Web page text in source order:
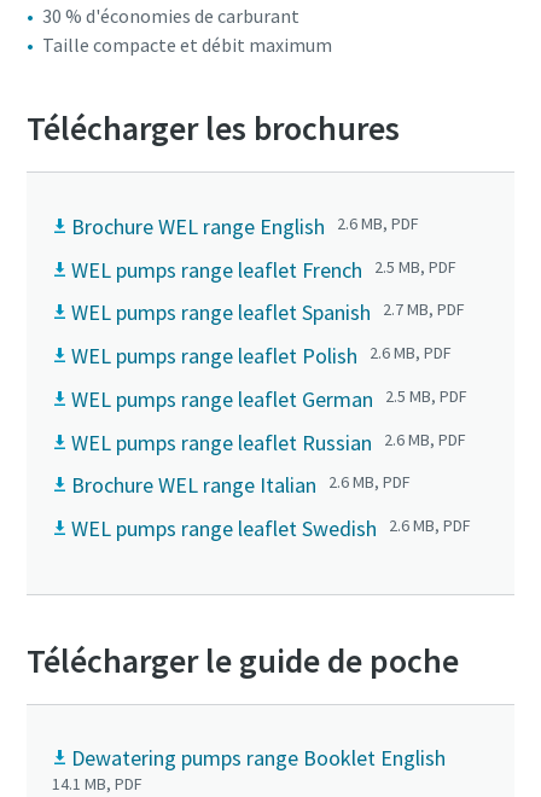
30 % d'économies de carburant
Taille compacte et débit maximum
Télécharger les brochures
Brochure WEL range English 2.6 MB, PDF
WEL pumps range leaflet French 2.5 MB, PDF
WEL pumps range leaflet Spanish 2.7 MB, PDF
WEL pumps range leaflet Polish 2.6 MB, PDF
WEL pumps range leaflet German 2.5 MB, PDF
WEL pumps range leaflet Russian 2.6 MB, PDF
Brochure WEL range Italian 2.6 MB, PDF
WEL pumps range leaflet Swedish 2.6 MB, PDF
Télécharger le guide de poche
Dewatering pumps range Booklet English
14.1 MB, PDF